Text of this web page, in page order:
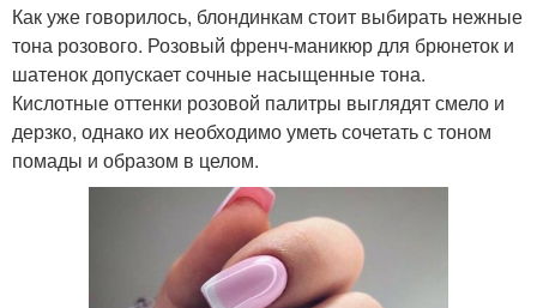
Как уже говорилось, блондинкам стоит выбирать нежные
тона розового. Розовый френч-маникюр для брюнеток и
шатенок допускает сочные насыщенные тона.
Кислотные оттенки розовой палитры выглядят смело и
дерзко, однако их необходимо уметь сочетать с тоном
помады и образом в целом.